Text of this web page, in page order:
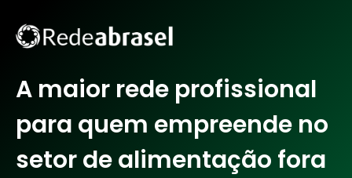
A maior rede profissional
para quem empreende no
setor de alimentação fora